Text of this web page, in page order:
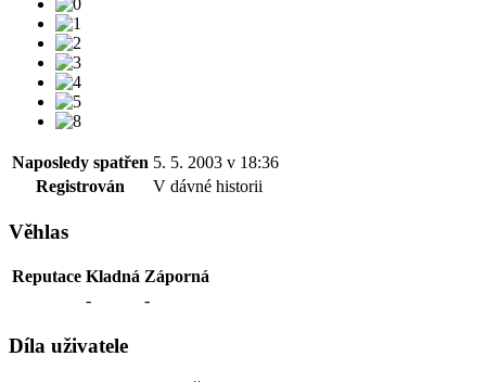
Naposledy spatřen 5. 5. 2003 v 18:36
Registrován
V dávné historii
Věhlas
Reputace Kladná Záporná
-
-
Díla uživatele